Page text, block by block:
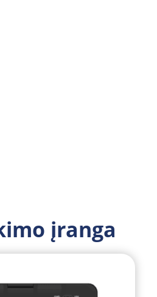
įranga